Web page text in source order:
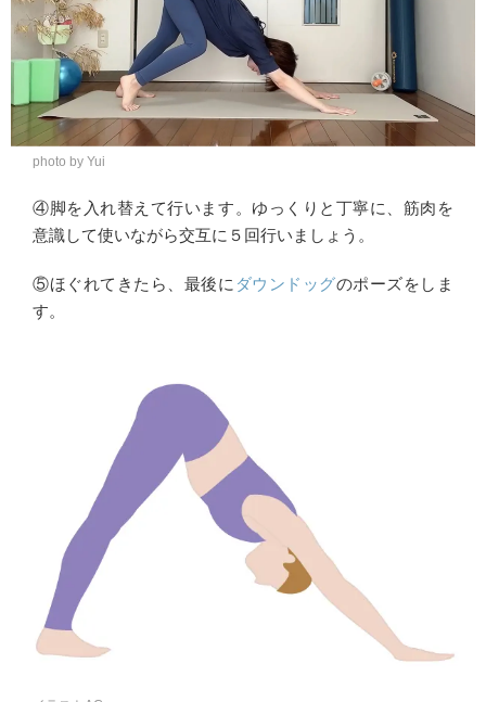
photo by Yui
④脚を入れ替えて行います。ゆっくりと丁寧に、筋肉を
意識して使いながら交互に５回行いましょう。
⑤ほぐれてきたら、最後に ダウンドッグのポーズをしま
す。